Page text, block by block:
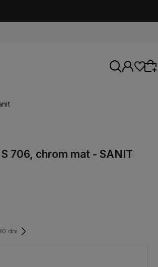
zaloguj się, aby przywrócić dodane
706, chrom mat - SANIT
dni